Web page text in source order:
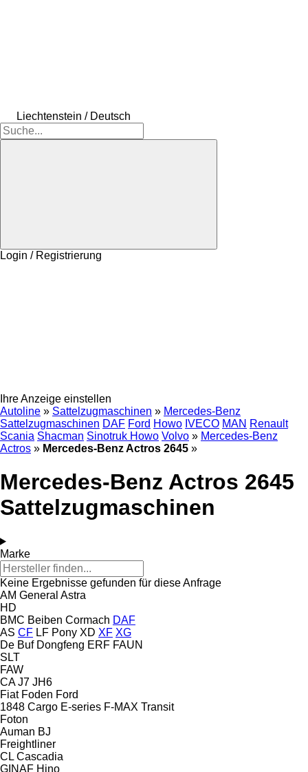
Liechtenstein / Deutsch
Login / Registrierung
Ihre Anzeige einstellen
Autoline » Sattelzugmaschinen » Mercedes-Benz
Sattelzugmaschinen DAF Ford Howo IVECO MAN Renault
Scania Shacman Sinotruk Howo Volvo » Mercedes-Benz
Actros » Mercedes-Benz Actros 2645 »
Mercedes-Benz Actros 2645
Sattelzugmaschinen
Marke
Keine Ergebnisse gefunden für diese Anfrage
AM General Astra
HD
BMC Beiben Cormach DAF
AS CF LF Pony XD XF XG
De Buf Dongfeng ERF FAUN
SLT
FAW
CA J7 JH6
Fiat Foden Ford
1848 Cargo E-series F-MAX Transit
Foton
Auman BJ
Freightliner
CL Cascadia
GINAF Hino